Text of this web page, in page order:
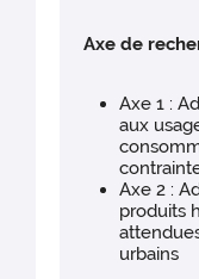
Axe de
Axe 1 :
aux
Axe 2 :
produits
urbains